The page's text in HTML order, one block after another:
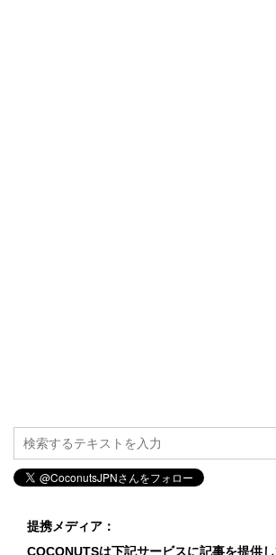
提携メディア：
COCONUTSは下記サービスに記事を提供し